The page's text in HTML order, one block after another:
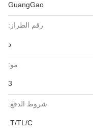
GuangGao
رقم الطراز:
د
مو:
3
شروط الدفع:
T/TL/C.